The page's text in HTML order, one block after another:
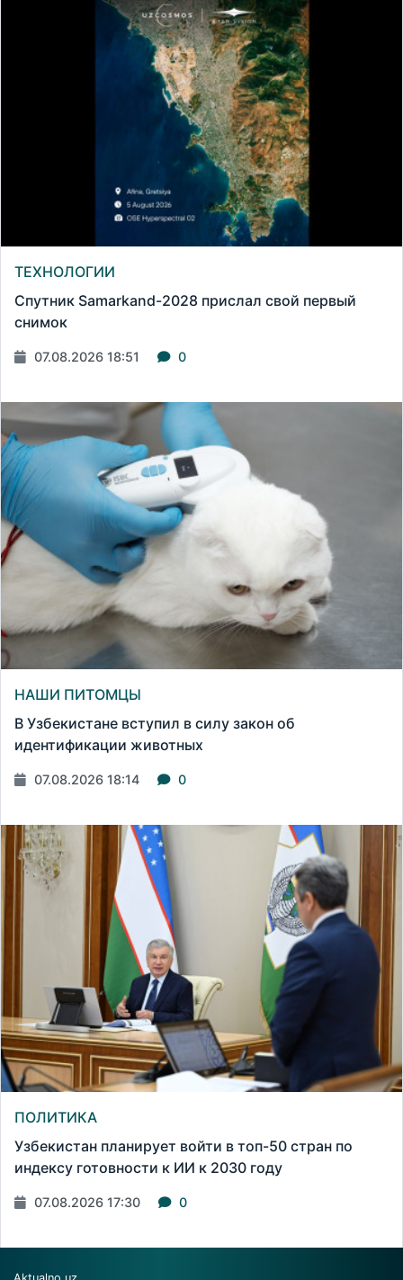
ТЕХНОЛОГИИ
Спутник Samarkand-2028 прислал свой первый
снимок
07.08.2026 18:51 0
НАШИ ПИТОМЦЫ
В Узбекистане вступил в силу закон об
идентификации животных
07.08.2026 18:14 0
ПОЛИТИКА
Узбекистан планирует войти в топ-50 стран по
индексу готовности к ИИ к 2030 году
07.08.2026 17:30 0